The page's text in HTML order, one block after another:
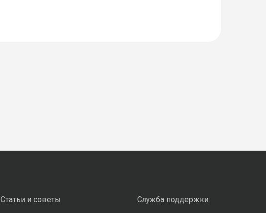
Статьи и советы Служба поддержки: